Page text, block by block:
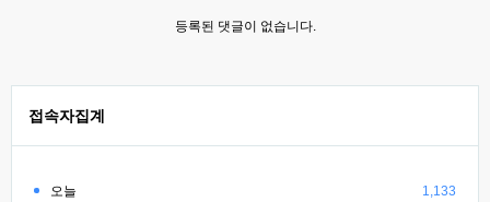
등록된 댓글이 없습니다.
접속자집계
오늘 1,133